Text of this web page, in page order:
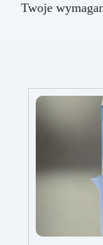
Twoje